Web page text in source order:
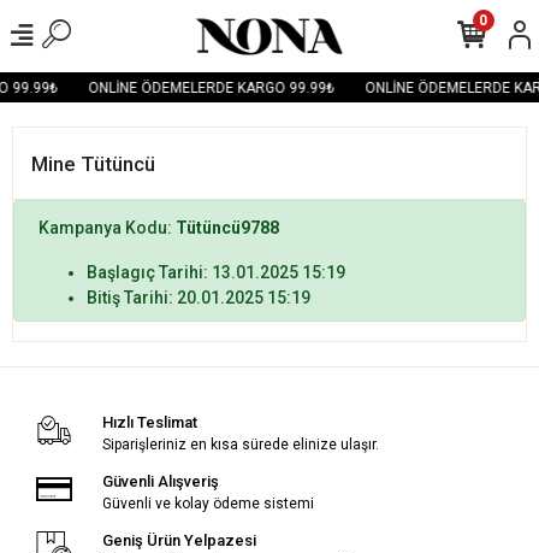
99.99₺ ONLİNE ÖDEMELERDE KARGO 99.99₺ ONLİNE ÖDEMELERDE
0
Mine Tütüncü
Kampanya Kodu: Tütüncü9788
Başlagıç Tarihi: 13.01.2025 15:19
Bitiş Tarihi: 20.01.2025 15:19
Hızlı Teslimat
Siparişleriniz en kısa sürede elinize ulaşır.
Güvenli Alışveriş
Güvenli ve kolay ödeme sistemi
Geniş Ürün Yelpazesi